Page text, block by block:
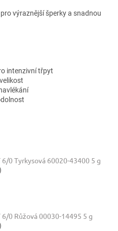
výraznější šperky a snadnou
intenzivní třpyt
6/0 Tyrkysová 60020-43400 5 g
6/0 Růžová 00030-14495 5 g